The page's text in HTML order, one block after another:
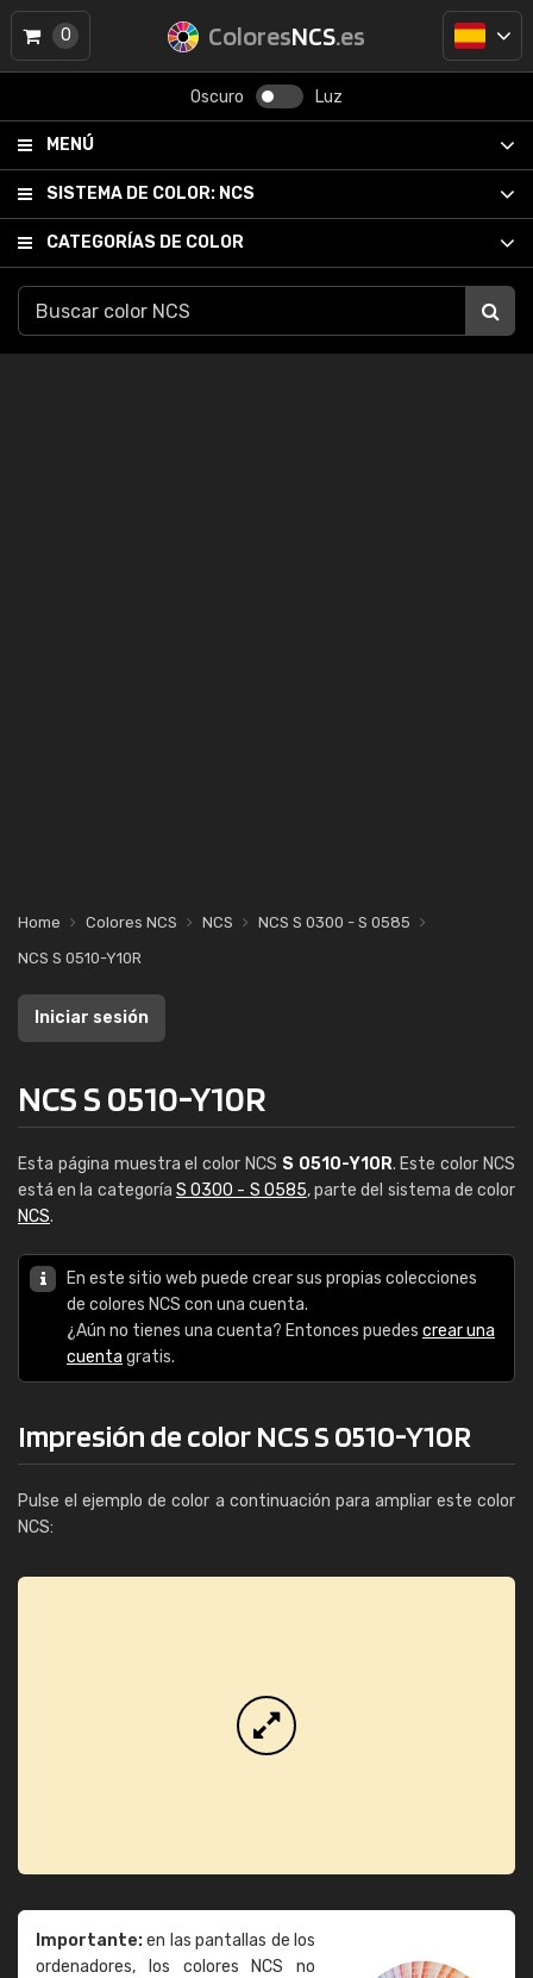
ColoresNCS.es
Oscuro Luz
MENÚ
SISTEMA DE COLOR: NCS
CATEGORÍAS DE COLOR
0
Home Colores NCS NCS
NCS S 0300 - S 0585
NCS S 0510-Y10R
Iniciar sesión
NCS S 0510-Y10R
Esta página muestra el color NCS S 0510-Y10R. Este color NCS
está en la categoría S 0300 - S 0585, parte del sistema de color
NCS.
En este sitio web puede crear sus propias colecciones
de colores NCS con una cuenta.
¿Aún no tienes una cuenta? Entonces puedes crear una
cuenta gratis.
Impresión de color NCS S 0510-Y10R
Pulse el ejemplo de color a continuación para ampliar este color
NCS:
Importante:en las pantallas de los
ordenadores, los colores NCS no